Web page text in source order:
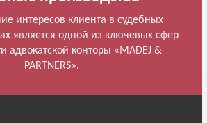
интересов клиента в судебных
является одной из ключевых сфер
адвокатской конторы «MADEJ &
PARTNERS».